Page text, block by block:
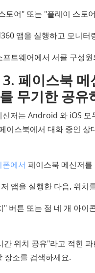
토어" 또는 "플레이 스토
앱을 실행하고 모니터
프트웨어에서 서클 구성
3. 페이스북
무기한 공유
신저는 Android 와 iOS
이스북에서 대화 중인
폰에서 페이스북 메신저
앱을 실행한 다음, 위치
" 버튼 또는 점 네 개 아이
간 위치 공유"라고 적힌
장소를 검색하세요.